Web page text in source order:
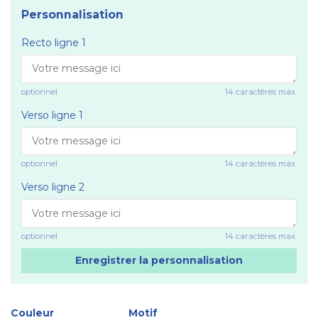
Personnalisation
Recto ligne 1
optionnel 14 caractères max.
Verso ligne 1
optionnel 14 caractères max.
Verso ligne 2
optionnel 14 caractères max.
Enregistrer la personnalisation
Couleur
Motif